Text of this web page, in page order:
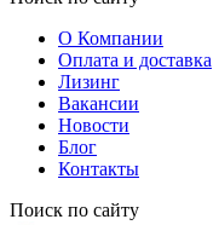
О Компании
Оплата и доставка
Лизинг
Вакансии
Новости
Блог
Контакты
Поиск по сайту